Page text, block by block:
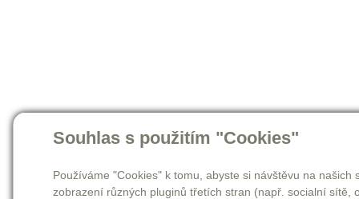
Souhlas s použitím "Cookies"
Používáme "Cookies" k tomu, abyste si návštěvu na
zobrazení různých pluginů třetích stran (např. socialní sítě,